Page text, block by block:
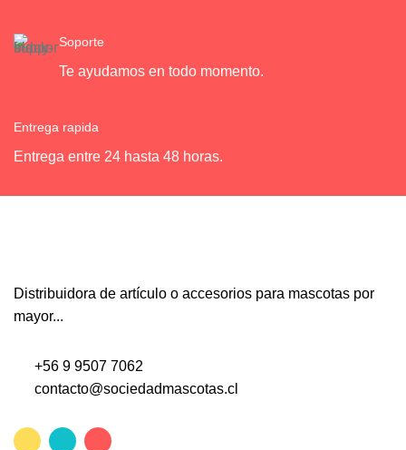
Soporte
Te ayudamos en todo momento.
Entrega rapida
Entrega entre 24 hasta 48 horas.
Distribuidora de artículo o accesorios para mascotas por
mayor...
+56 9 9507 7062
contacto@sociedadmascotas.cl